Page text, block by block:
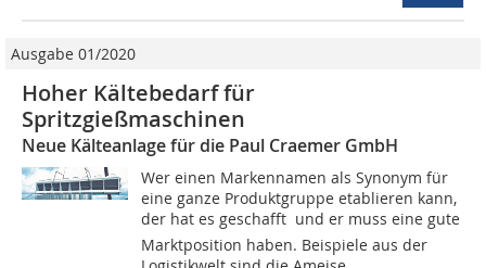
Ausgabe 01/2020
Hoher Kältebedarf für
Spritzgießmaschinen
Neue Kälteanlage für die Paul Craemer GmbH
Wer einen Markennamen als Synonym für
eine ganze Produktgruppe etablieren kann,
der hat es geschafft  und er muss eine gute
Marktposition haben. Beispiele aus der